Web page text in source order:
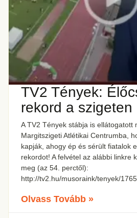
TV2 Tények:
rekord a szigeten
A TV2 Tények stábja is ellátogatott
Margitszigeti Atlétikai Centrumba,
kapják, ahogy ép és sérült fiatalok
rekordot! A felvétel az alábbi linkre
meg (az 54. perctől):
http://tv2.hu/musoraink/tenyek/
Olvass Tovább »